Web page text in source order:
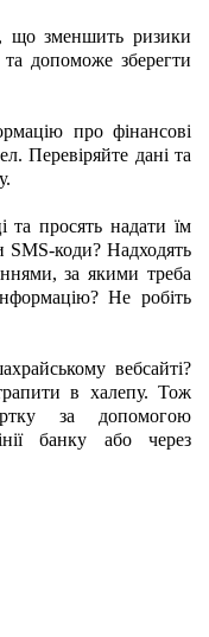
що зменшить ризики
допоможе зберегти
про фінансові
Перевіряйте дані та
та просять надати їм
SMS-коди? Надходять
за якими треба
Не робіть
вебсайті?
в халепу. Тож
за допомогою
банку або через